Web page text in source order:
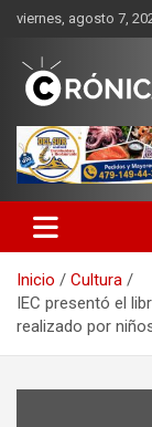
Saltar
contenido
viernes, agosto 7,
Inicio
Cultura
IEC presentó el
realizado por